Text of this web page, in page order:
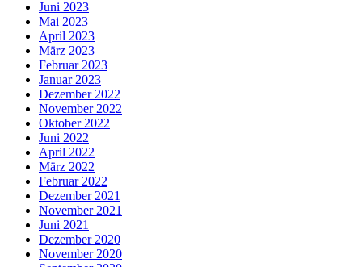
Juni 2023
Mai 2023
April 2023
März 2023
Februar 2023
Januar 2023
Dezember 2022
November 2022
Oktober 2022
Juni 2022
April 2022
März 2022
Februar 2022
Dezember 2021
November 2021
Juni 2021
Dezember 2020
November 2020